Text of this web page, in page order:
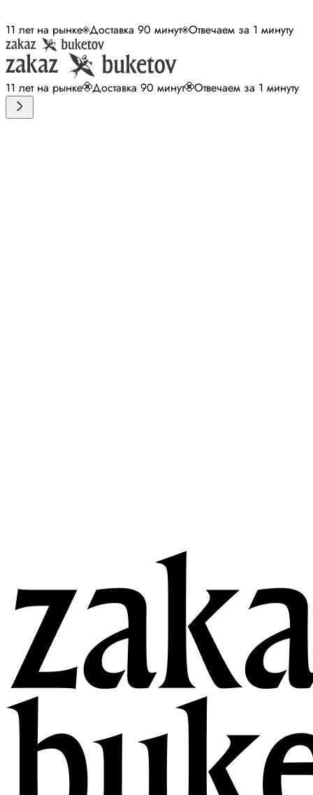
11 лет на рынке Доставка 90 минут Отвечаем за 1 минуту
11 лет на рынке Доставка 90 минут Отвечаем за 1 минуту